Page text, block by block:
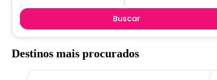
Buscar
Destinos mais procurados